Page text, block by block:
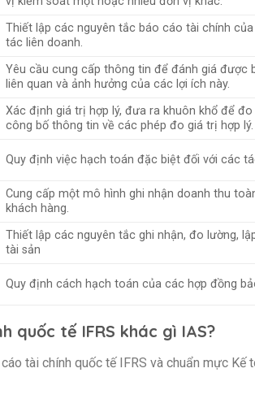
Thiết lập các nguyên tắc báo cáo tài chính
tác liên doanh.
Yêu cầu cung cấp thông tin để đánh giá được
liên quan và ảnh hưởng của các lợi ích này.
Xác định giá trị hợp lý, đưa ra khuôn khổ để
công bố thông tin về các phép đo giá trị hợp lý.
Quy định việc hạch toán đặc biệt đối với các
Cung cấp một mô hình ghi nhận doanh thu
khách hàng.
Thiết lập các nguyên tắc ghi nhận, đo lường,
tài sản
Quy định cách hạch toán của các hợp đồng
quốc tế IFRS khác gì IAS?
tài chính quốc tế IFRS và chuẩn mực Kế